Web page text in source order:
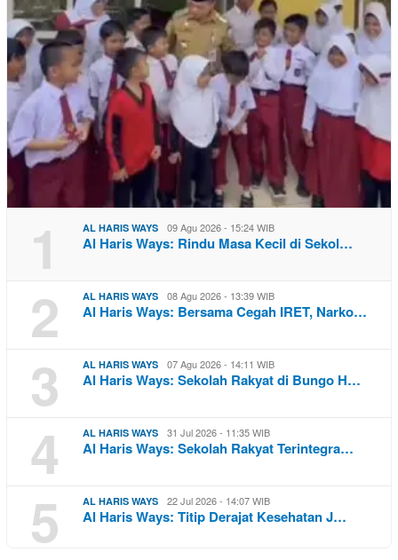
1 AL HARIS WAYS 09 Agu 2026 - 15:24 WIB
Al Haris Ways: Rindu Masa Kecil di Sekol…
2 AL HARIS WAYS 08 Agu 2026 - 13:39 WIB
Al Haris Ways: Bersama Cegah IRET, Narko…
3 AL HARIS WAYS 07 Agu 2026 - 14:11 WIB
Al Haris Ways: Sekolah Rakyat di Bungo H…
4 AL HARIS WAYS 31 Jul 2026 - 11:35 WIB
Al Haris Ways: Sekolah Rakyat Terintegra…
5 AL HARIS WAYS 22 Jul 2026 - 14:07 WIB
Al Haris Ways: Titip Derajat Kesehatan J…